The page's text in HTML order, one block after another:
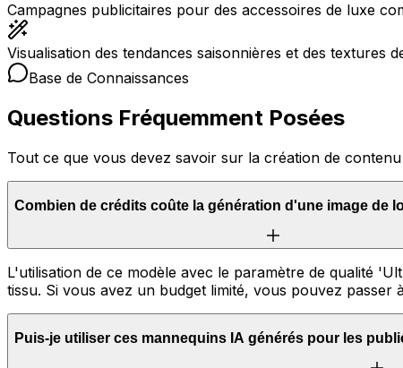
Campagnes publicitaires pour des accessoires de luxe
Visualisation des tendances saisonnières et des textures
Base de Connaissances
Questions Fréquemment Posées
Tout ce que vous devez savoir sur la création de
Combien de crédits coûte la génération d'une image de
L'utilisation de ce modèle avec le paramètre de qualité
tissu. Si vous avez un budget limité, vous pouvez
Puis-je utiliser ces mannequins IA générés pour les